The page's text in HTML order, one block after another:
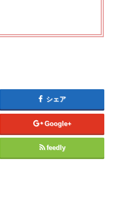
シェア
Google+
feedly